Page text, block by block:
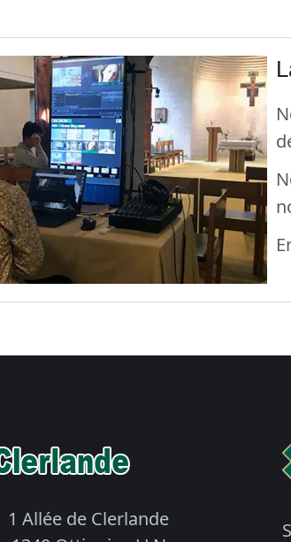
1 Allée de Clerlande